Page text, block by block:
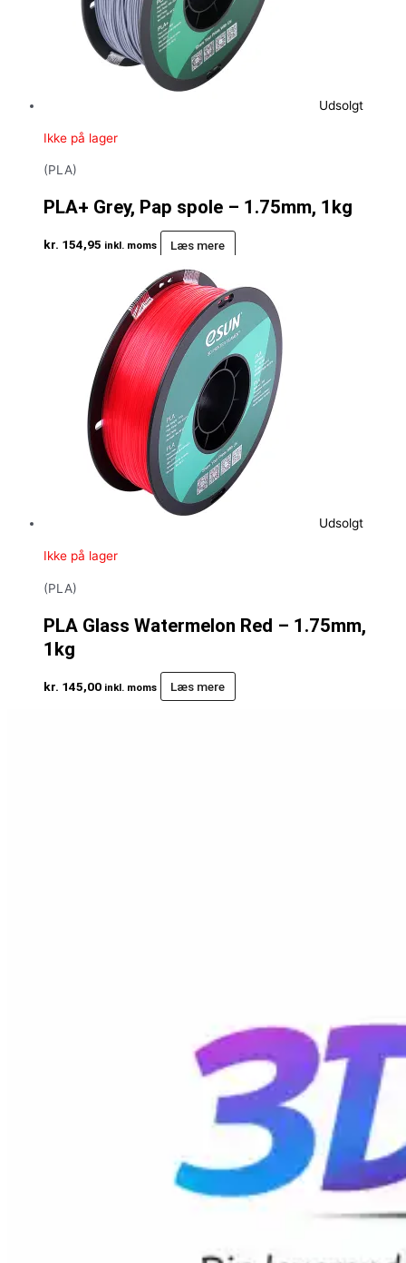
Udsolgt
Ikke på lager
(PLA)
PLA+ Grey, Pap spole – 1.75mm, 1kg
kr. 154,95 inkl. moms Læs mere
Udsolgt
Ikke på lager
(PLA)
PLA Glass Watermelon Red – 1.75mm,
1kg
kr. 145,00 inkl. moms Læs mere